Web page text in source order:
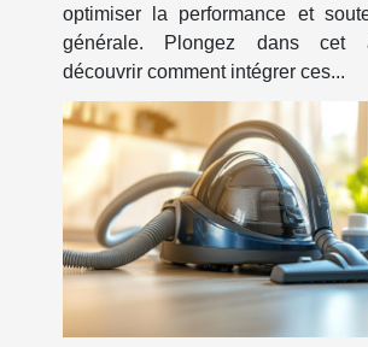
optimiser la performance et
générale. Plongez dans cet
découvrir comment intégrer ces...